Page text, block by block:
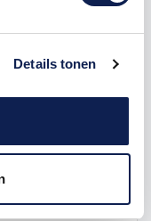
Details tonen
te bestellen
8mm. MDF